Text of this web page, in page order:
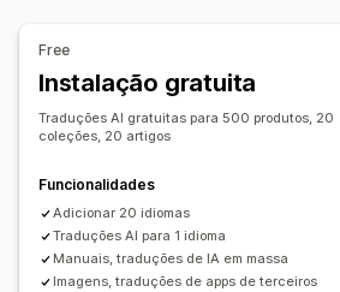
Tradução de imagens
Tradução de metacampos
Tradução
Redirecionamento automático
Design do comutador
Free
Instalação gratuita
Traduções AI gratuitas para 500 produtos, 20
coleções, 20 artigos
Funcionalidades
Adicionar 20 idiomas
Traduções AI para 1 idioma
Manuais, traduções de IA em massa
Imagens, traduções de apps de terceiros